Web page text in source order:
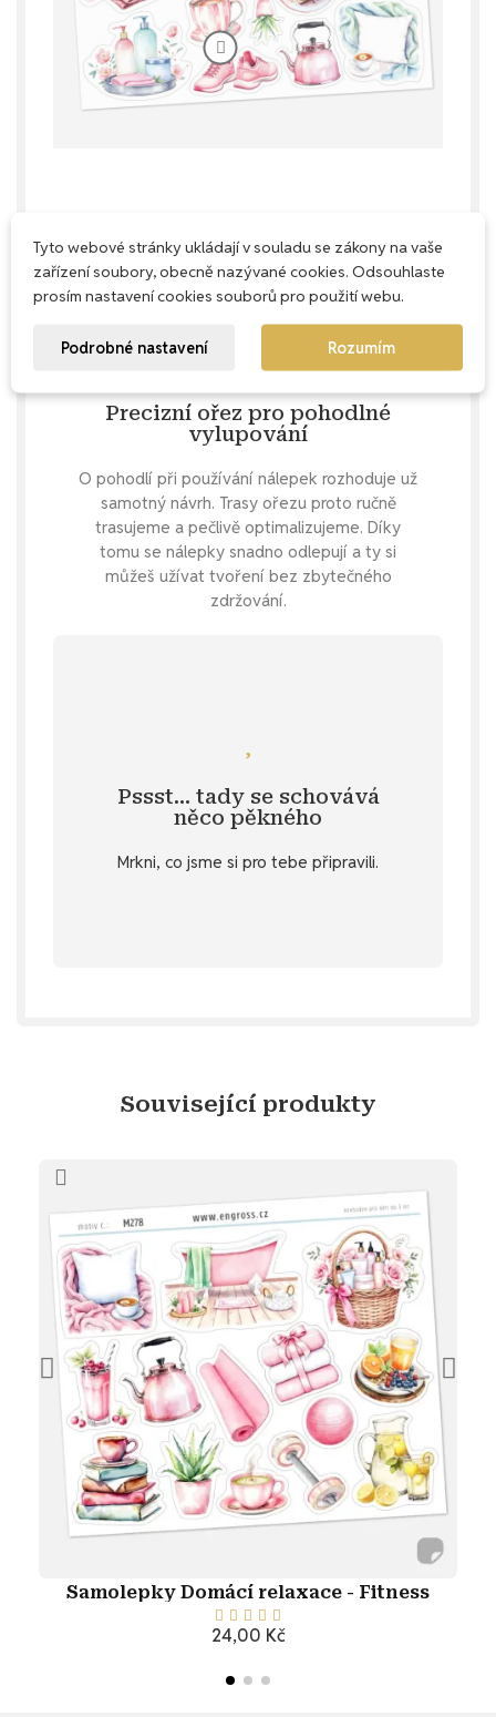
Naše aršíky navrhujeme s důrazem na
praktičnost – snažíme se využít každé
místečko, abys u nás nekupovala zbytečně
prázdný papír, ale dostala maximum krásných
nálepek.
Precizní ořez pro pohodlné
vylupování
O pohodlí při používání nálepek rozhoduje už
samotný návrh. Trasy ořezu proto ručně
trasujeme a pečlivě optimalizujeme. Díky
tomu se nálepky snadno odlepují a ty si
můžeš užívat tvoření bez zbytečného
zdržování.
Pssst… tady se schovává
něco pěkného
Mrkni, co jsme si pro tebe připravili.
Specifikace. 💌 Nebo hledáš další
inspiraci na samolepky v jemné růžové
barvě?
Související produkty
Samolepky Domácí relaxace - Fitness
    
24,00 Kč
Přidat do košíku
Tyto webové stránky ukládají v souladu se zákony na vaše
zařízení soubory, obecně nazývané cookies. Odsouhlaste
prosím nastavení cookies souborů pro použití webu.
Podrobné nastavení Rozumím